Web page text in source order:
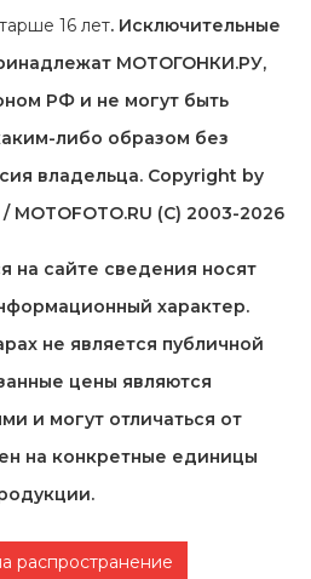
16 лет. Исключительные
МОТОГОНКИ.РУ,
РФ и не могут быть
либо образом без
владельца. Copyright by
MOTOFOTO.RU (C) 2003-2026
на cайте сведения носят
характер.
не является публичной
цены являются
и могут отличаться от
на конкретные единицы
распространение